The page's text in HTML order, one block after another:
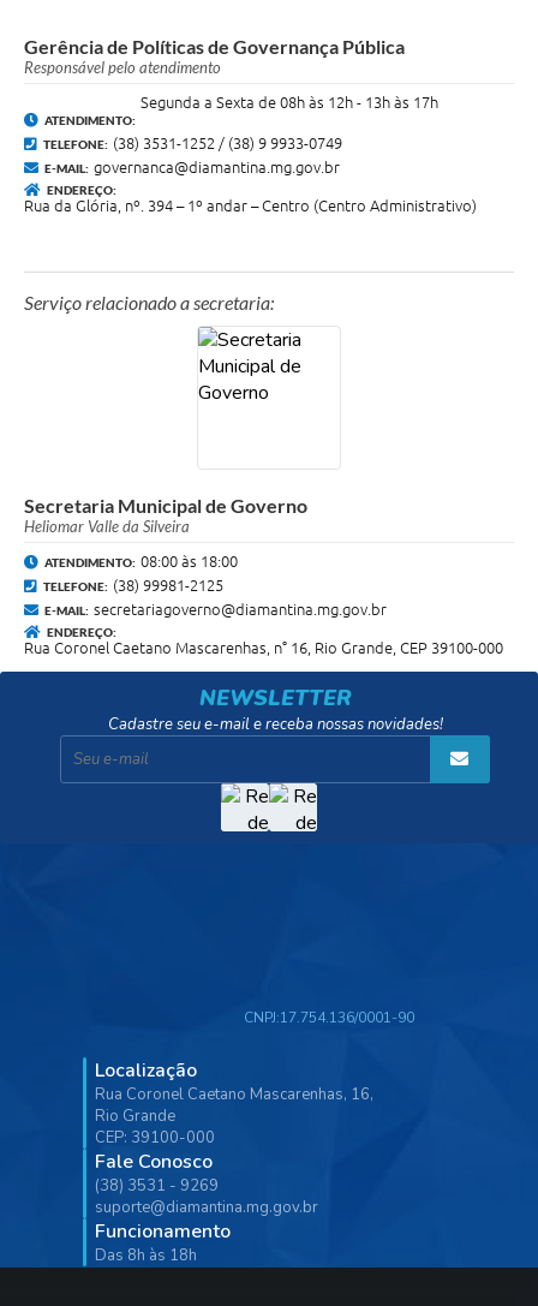
Gerência de Políticas de Governança Pública
Responsável pelo atendimento
ATENDIMENTO:
Segunda a Sexta de 08h às 12h - 13h às 17h
TELEFONE: (38) 3531-1252 / (38) 9 9933-0749
E-MAIL: governanca@diamantina.mg.gov.br
ENDEREÇO:
Rua da Glória, nº. 394 – 1º andar – Centro (Centro Administrativo)
Serviço relacionado a secretaria:
Secretaria Municipal de Governo
Heliomar Valle da Silveira
ATENDIMENTO: 08:00 às 18:00
TELEFONE: (38) 99981-2125
E-MAIL: secretariagoverno@diamantina.mg.gov.br
ENDEREÇO:
Rua Coronel Caetano Mascarenhas, n° 16, Rio Grande, CEP 39100-000
NEWSLETTER
Cadastre seu e-mail e receba nossas novidades!
Localização
Rua Coronel Caetano Mascarenhas, 16,
Rio Grande
CEP: 39100-000
Fale Conosco
(38) 3531 - 9269
suporte@diamantina.mg.gov.br
Funcionamento
Das 8h às 18h
CNPJ:17.754.136/0001-90